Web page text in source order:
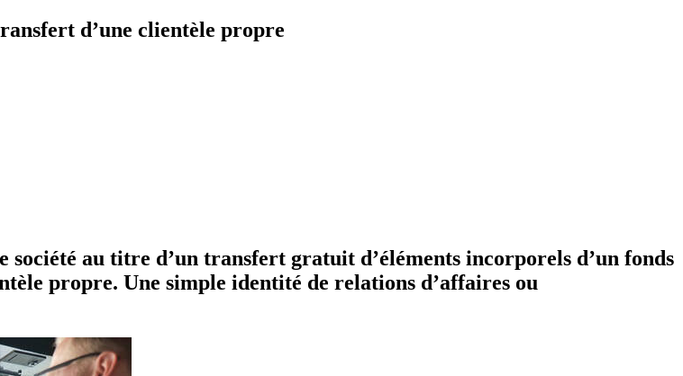
d’une clientèle propre
au titre d’un transfert gratuit d’éléments incorporels d’un fonds
propre. Une simple identité de relations d’affaires ou